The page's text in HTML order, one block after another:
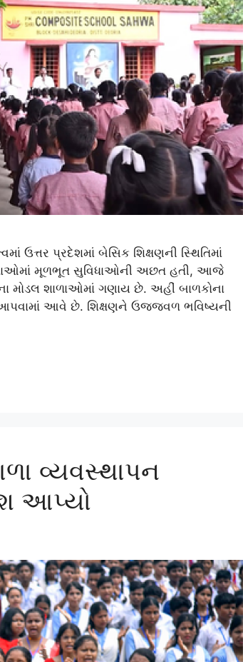
ઉત્તર પ્રદેશમાં બેસિક શિક્ષણની સ્થિતિમાં
મૂળભૂત સુવિધાઓની અછત હતી, આજે
મોડલ શાળાઓમાં ગણાય છે. અહીં બાળકોના
આપવામાં આવે છે. શિક્ષણને ઉજ્જવળ ભવિષ્યની
વ્યવસ્થાપન
આપ્યો